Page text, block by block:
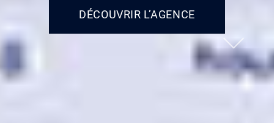
DÉCOUVRIR L’AGENCE